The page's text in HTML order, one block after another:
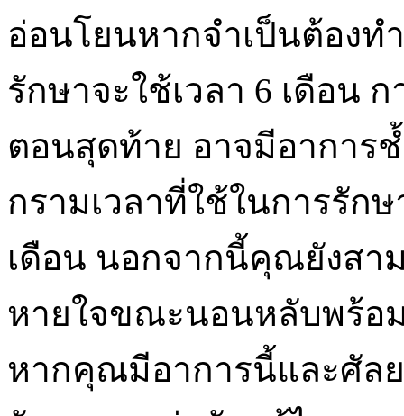
อ่อนโยนหากจำเป็นต้อง
รักษาจะใช้เวลา 6 เดือน
ตอนสุดท้าย อาจมีอาการ
กรามเวลาที่ใช้ในการรัก
เดือน นอกจากนี้คุณยังสา
หายใจขณะนอนหลับพร้อ
หากคุณมีอาการนี้และศัล